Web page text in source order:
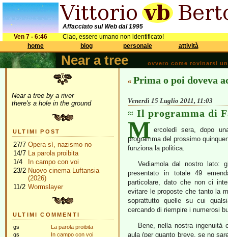
Affacciato sul Web dal 1995
Ven 7 - 6:46
Ciao, essere umano non identificato!
home
blog personale attività
Near a tree ovvero come rovinarsi
Near a tree by a river
there's a hole in the ground
ULTIMI POST
27/7 Opera sì, nazismo no
14/7 La parola proibita
1/4
In campo con voi
23/2 Nuovo cinema Luftansia
(2026)
11/2 Wormslayer
ULTIMI COMMENTI
gs
La parola proibita
gs
In campo con voi
« Prima o poi doveva
Venerdì 15 Luglio 2011, 11:03
Il programma di
M ercoledì sera, dopo
programma del prossimo
funziona la politica.
Vediamola dal nostro lato:
presentato in totale 49
particolare, dato che non ci
evitare le proposte che tanto la
soprattutto quelle su cui
cercando di riempire i numerosi
Bene, nella nostra
aula (per quanto breve, se no